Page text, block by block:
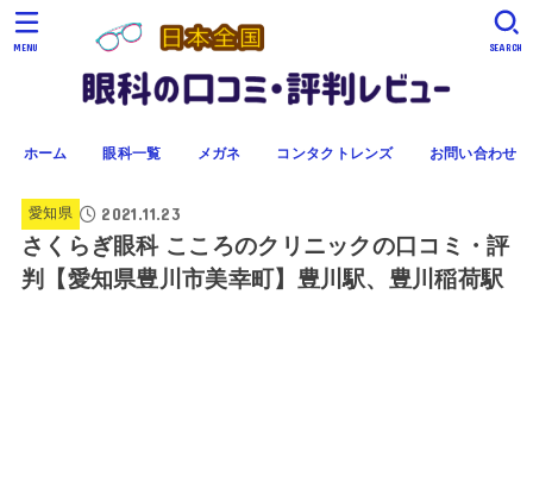
ホーム 眼科一覧 メガネ コンタクトレンズ お問い合わせ
SEARCH
MENU
愛知県 2021.11.23
さくらぎ眼科 こころのクリニックの口コミ・評
判【愛知県豊川市美幸町】豊川駅、豊川稲荷駅